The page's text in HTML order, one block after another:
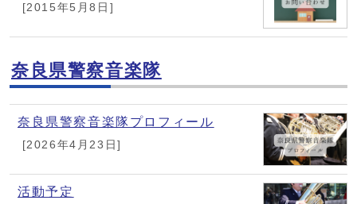
[2015年5月8日]
奈良県警察音楽隊
奈良県警察音楽隊プロフィール
[2026年4月23日]
活動予定